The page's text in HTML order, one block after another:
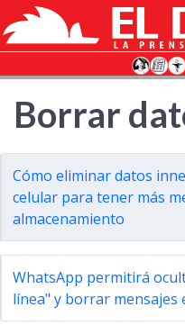
Borrar
Cómo eliminar datos
celular para tener más
almacenamiento
WhatsApp permitirá
línea" y borrar mensajes